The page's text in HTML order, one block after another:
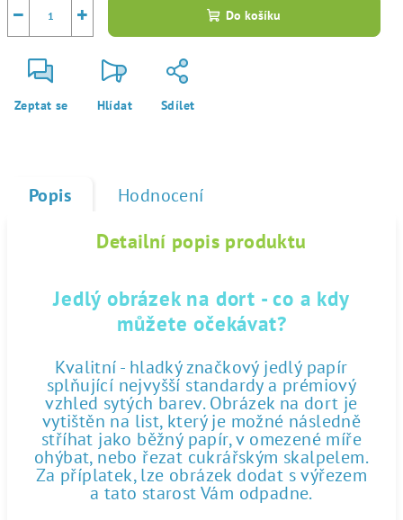
+
− Do košíku
Zeptat se Hlídat Sdílet
Popis Hodnocení
Detailní popis produktu
Jedlý obrázek na dort - co a kdy
můžete očekávat?
Kvalitní - hladký značkový jedlý papír
splňující nejvyšší standardy a prémiový
vzhled sytých barev. Obrázek na dort je
vytištěn na list, který je možné následně
stříhat jako běžný papír, v omezené míře
ohýbat, nebo řezat cukrářským skalpelem.
Za příplatek, lze obrázek dodat s výřezem
a tato starost Vám odpadne.